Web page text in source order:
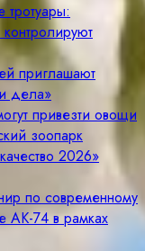
приглашают
дела»
привезти овощи
зоопарк
2026»
по современному
АК-74 в рамках